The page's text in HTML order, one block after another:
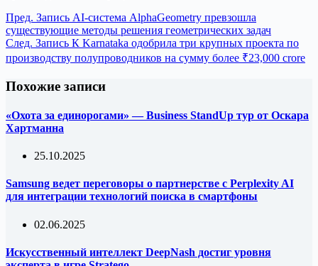
Пред. Запись AI-система AlphaGeometry превзошла
существующие методы решения геометрических задач
След. Запись К Karnataka одобрила три крупных проекта по
производству полупроводников на сумму более ₹23,000 crore
Похожие записи
«Охота за единорогами» — Business StandUp тур от Оскара
Хартманна
25.10.2025
Samsung ведет переговоры о партнерстве с Perplexity AI
для интеграции технологий поиска в смартфоны
02.06.2025
Искусственный интеллект DeepNash достиг уровня